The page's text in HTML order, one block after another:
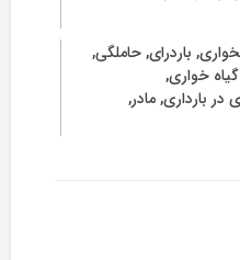
, باردرای,حاملگی,
خواری,
در بارداری,مادر,